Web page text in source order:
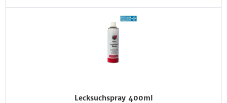
Lecksuchspray 400ml